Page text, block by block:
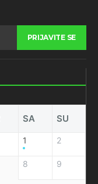
PRIJAVITE SE
SA SU
1 2
8 9